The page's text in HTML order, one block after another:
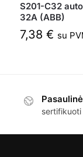
S201-C32
32A (ABB)
7,38 € su